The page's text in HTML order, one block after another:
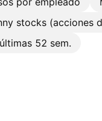
stocks (acciones
52 sem.